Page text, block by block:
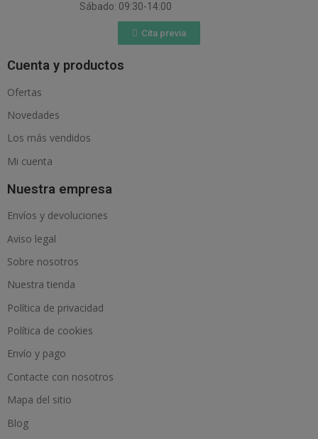
Sábado: 09:30-14:00
Cita previa
Cuenta y productos
Ofertas
Novedades
Los más vendidos
Mi cuenta
Nuestra empresa
Envíos y devoluciones
Aviso legal
Sobre nosotros
Nuestra tienda
Política de privacidad
Política de cookies
Envío y pago
Contacte con nosotros
Mapa del sitio
Blog